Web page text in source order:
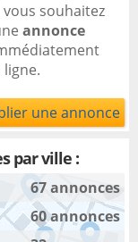
souhaitez
annonce
une annonce
par ville :
67 annonces
60 annonces